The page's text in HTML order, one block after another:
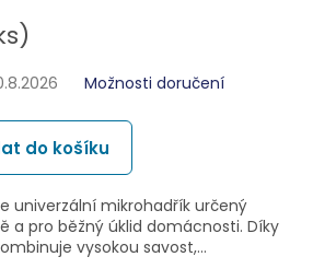
Možnosti doručení
do košíku
univerzální mikrohadřík určený
a pro běžný úklid domácnosti. Díky
vysokou savost,…